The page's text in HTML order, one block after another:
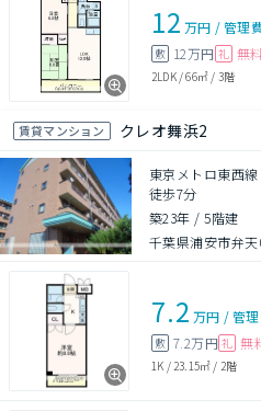
12 万円 /管理
敷 12万円 礼 無料
2LDK/66㎡ / 3階
賃貸マンション クレオ舞浜2
東京メトロ東西
徒歩7分
築23年 /5階建
千葉県浦安市弁天
7.2 万円 /管
敷 7.2万円 礼 無
1K / 23.15㎡ / 2階